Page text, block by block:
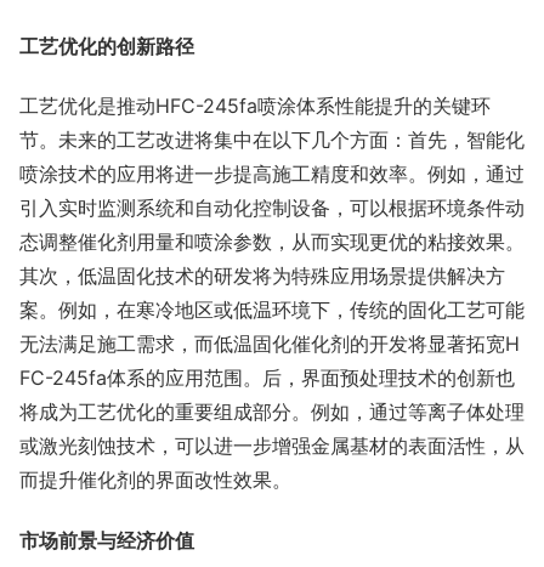
工艺优化的创新路径
工艺优化是推动HFC-245fa喷涂体系性能提升的关键环
节。未来的工艺改进将集中在以下几个方面：首先，智能化
喷涂技术的应用将进一步提高施工精度和效率。例如，通过
引入实时监测系统和自动化控制设备，可以根据环境条件动
态调整催化剂用量和喷涂参数，从而实现更优的粘接效果。
其次，低温固化技术的研发将为特殊应用场景提供解决方
案。例如，在寒冷地区或低温环境下，传统的固化工艺可能
无法满足施工需求，而低温固化催化剂的开发将显著拓宽H
FC-245fa体系的应用范围。后，界面预处理技术的创新也
将成为工艺优化的重要组成部分。例如，通过等离子体处理
或激光刻蚀技术，可以进一步增强金属基材的表面活性，从
而提升催化剂的界面改性效果。
市场前景与经济价值